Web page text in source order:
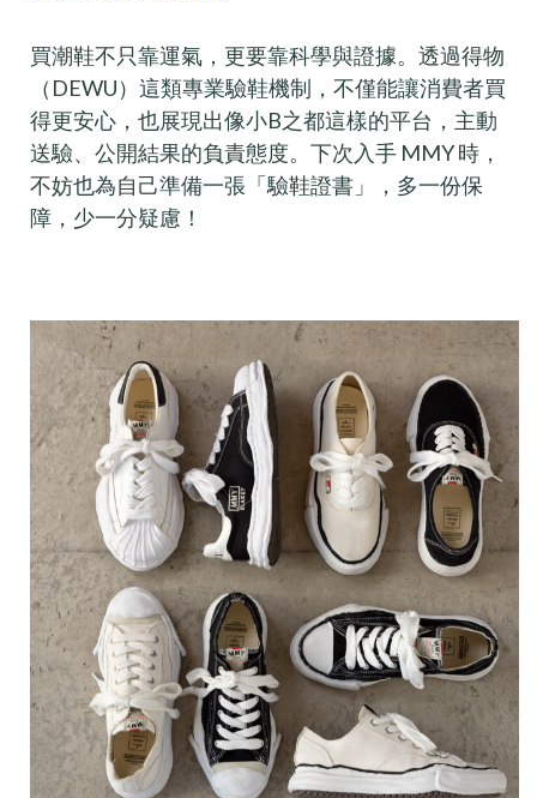
買潮鞋不只靠運氣，更要靠科學與證據。透過得物
（DEWU）這類專業驗鞋機制，不僅能讓消費者買
得更安心，也展現出像小B之都這樣的平台，主動
送驗、公開結果的負責態度。下次入手 MMY 時，
不妨也為自己準備一張「驗鞋證書」，多一份保
障，少一分疑慮！